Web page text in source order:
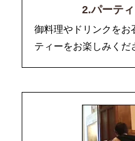
2.パーテ
御料理やドリンクをお
ティーをお楽しみくだ